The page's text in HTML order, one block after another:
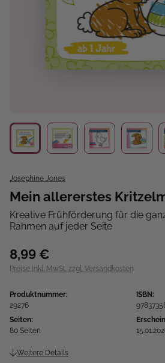
Josephine Jones
Mein allererstes
Kreative Frühförderung für die
Rahmen auf jeder Seite
8,99 €
Preise inkl. MwSt. zzgl. Versandkosten
Produktnummer:
29276
ISBN:
Seiten:
80 Seiten
Weitere Details